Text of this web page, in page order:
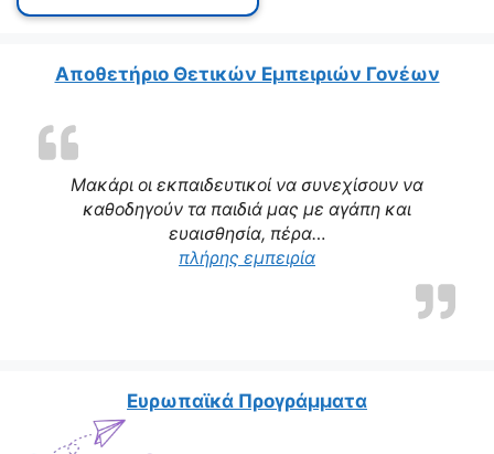
Μακάρι οι εκπαιδευτικοί να συνεχίσουν να
καθοδηγούν τα παιδιά μας με αγάπη και
ευαισθησία, πέρα…
πλήρης εμπειρία“Η δασκάλα μας
Αποθετήριο Θετικών Εμπειριών Γονέων
Ευρωπαϊκά Προγράμματα